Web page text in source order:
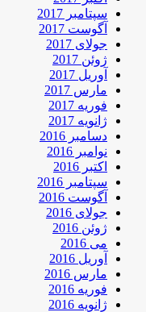
سپتامبر 2017
آگوست 2017
جولای 2017
ژوئن 2017
آوریل 2017
مارس 2017
فوریه 2017
ژانویه 2017
دسامبر 2016
نوامبر 2016
اکتبر 2016
سپتامبر 2016
آگوست 2016
جولای 2016
ژوئن 2016
می 2016
آوریل 2016
مارس 2016
فوریه 2016
ژانویه 2016